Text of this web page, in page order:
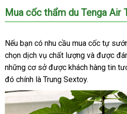
hoa
chợ
với
Air
Tech
Twist
Mua cốc thẩm du Tenga Air
nhập
khẩu
Nếu bạn có nhu cầu mua cốc tự
chọn dịch vụ chất lượng ở
đâu
uy
tín
và tiki
được
những cơ sởbáo
giá
được khách hàng tin
đó chính là Trung Sextoy.